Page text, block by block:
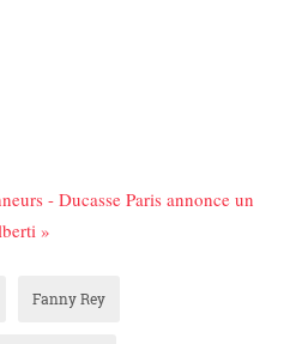
- Ducasse Paris annonce un
»
Fanny Rey